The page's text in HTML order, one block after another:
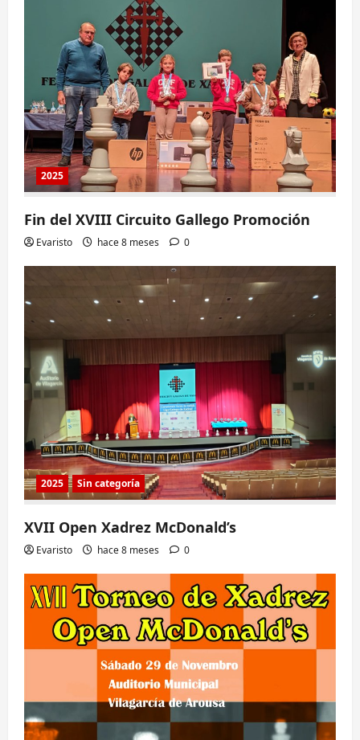
2025
Fin del XVIII Circuito Gallego Promoción
Evaristo hace 8 meses 0
2025 Sin categoría
XVII Open Xadrez McDonald’s
Evaristo hace 8 meses 0